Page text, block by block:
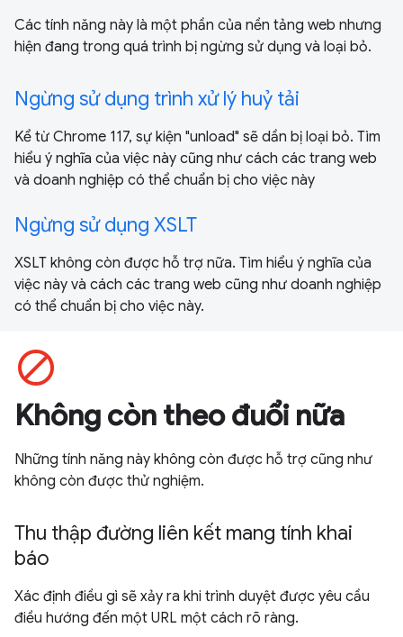
Các tính năng này là một phần của nền tảng web nhưng
hiện đang trong quá trình bị ngừng sử dụng và loại bỏ.
Ngừng sử dụng trình xử lý huỷ tải
Kể từ Chrome 117, sự kiện "unload" sẽ dần bị loại bỏ. Tìm
hiểu ý nghĩa của việc này cũng như cách các trang web
và doanh nghiệp có thể chuẩn bị cho việc này
Ngừng sử dụng XSLT
XSLT không còn được hỗ trợ nữa. Tìm hiểu ý nghĩa của
việc này và cách các trang web cũng như doanh nghiệp
có thể chuẩn bị cho việc này.
block
Không còn theo đuổi nữa
Những tính năng này không còn được hỗ trợ cũng như
không còn được thử nghiệm.
Thu thập đường liên kết mang tính khai
báo
Xác định điều gì sẽ xảy ra khi trình duyệt được yêu cầu
điều hướng đến một URL một cách rõ ràng.